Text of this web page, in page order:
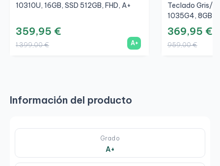
10310U, 16GB, SSD 512GB, FHD, A+
359,95 €
1.399,00 € A+
Teclado Gris/
1035G4, 8GB,
369,95 €
959,00 €
Información del producto
Grado
A+